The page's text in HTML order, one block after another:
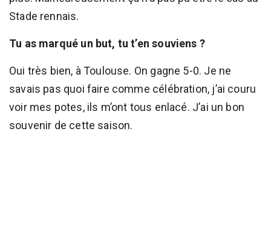
Stade rennais.
Tu as marqué un but, tu t’en souviens ?
Oui très bien, à Toulouse. On gagne 5-0. Je ne
savais pas quoi faire comme célébration, j’ai couru
voir mes potes, ils m’ont tous enlacé. J’ai un bon
souvenir de cette saison.